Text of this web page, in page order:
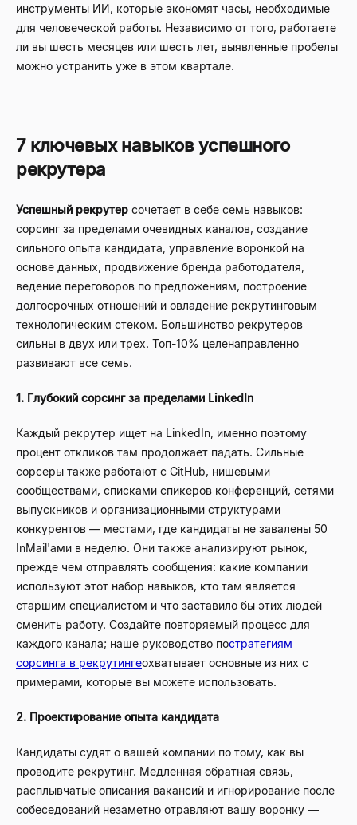
инструменты ИИ, которые экономят часы, необходимые
для человеческой работы. Независимо от того, работаете
ли вы шесть месяцев или шесть лет, выявленные пробелы
можно устранить уже в этом квартале.
7 ключевых навыков успешного
рекрутера
Успешный рекрутер сочетает в себе семь навыков:
сорсинг за пределами очевидных каналов, создание
сильного опыта кандидата, управление воронкой на
основе данных, продвижение бренда работодателя,
ведение переговоров по предложениям, построение
долгосрочных отношений и овладение рекрутинговым
технологическим стеком. Большинство рекрутеров
сильны в двух или трех. Топ-10% целенаправленно
развивают все семь.
1. Глубокий сорсинг за пределами LinkedIn
Каждый рекрутер ищет на LinkedIn, именно поэтому
процент откликов там продолжает падать. Сильные
сорсеры также работают с GitHub, нишевыми
сообществами, списками спикеров конференций, сетями
выпускников и организационными структурами
конкурентов — местами, где кандидаты не завалены 50
InMail'ами в неделю. Они также анализируют рынок,
прежде чем отправлять сообщения: какие компании
используют этот набор навыков, кто там является
старшим специалистом и что заставило бы этих людей
сменить работу. Создайте повторяемый процесс для
каждого канала; наше руководство постратегиям
сорсинга в рекрутингеохватывает основные из них с
примерами, которые вы можете использовать.
2. Проектирование опыта кандидата
Кандидаты судят о вашей компании по тому, как вы
проводите рекрутинг. Медленная обратная связь,
расплывчатые описания вакансий и игнорирование после
собеседований незаметно отравляют вашу воронку —